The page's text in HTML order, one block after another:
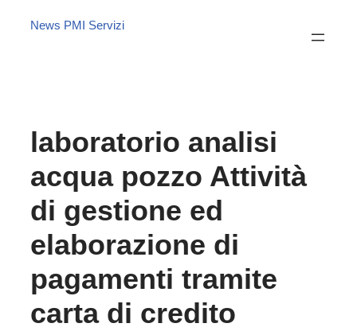
News PMI Servizi
laboratorio analisi
acqua pozzo Attività
di gestione ed
elaborazione di
pagamenti tramite
carta di credito